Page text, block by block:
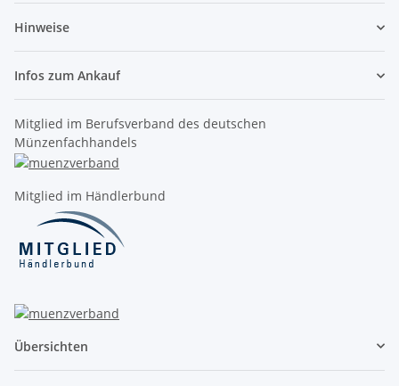
Hinweise
Infos zum Ankauf
Mitglied im Berufsverband des deutschen
Münzenfachhandels
Mitglied im Händlerbund
Übersichten